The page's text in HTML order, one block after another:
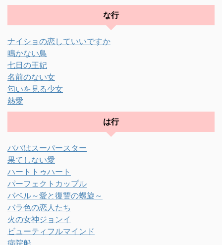
な行
ナイショの恋していいですか
鳴かない鳥
七日の王妃
名前のない女
匂いを見る少女
熱愛
は行
パパはスーパースター
果てしない愛
ハートトゥハート
パーフェクトカップル
バベル～愛と復讐の螺旋～
バラ色の恋人たち
火の女神ジョンイ
ビューティフルマインド